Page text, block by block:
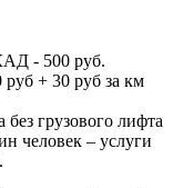
- 500 руб.
+ 30 руб за км
грузового лифта
человек – услуги